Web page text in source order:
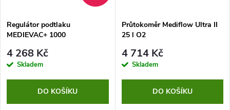
Regulátor podtlaku
MEDIEVAC+ 1000
4 268 Kč
Skladem
DO KOŠÍKU
Průtokoměr Mediflow Ultra II
25 l O2
4 714 Kč
Skladem
DO KOŠÍKU